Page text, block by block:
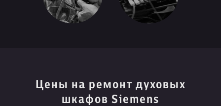
Цены на ремонт духовых
шкафов Siemens